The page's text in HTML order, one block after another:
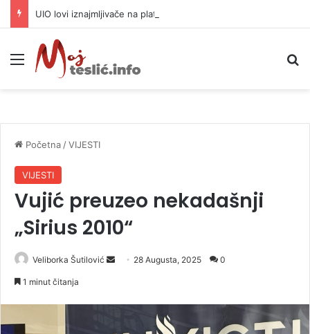
Meni
Početna /VIJESTI
VIJESTI
Vujić preuzeo nekadašnji
„Sirius 2010“
Veliborka Šutilović 28 Augusta, 2025 0
1 minut čitanja